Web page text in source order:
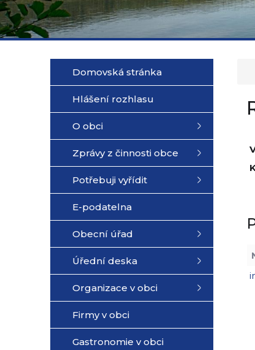
Domovská stránka
Hlášení rozhlasu
O obci
Zprávy z činnosti obce
Potřebuji vyřídit
E-podatelna
Obecní úřad
Úřední deska
Organizace v obci
Firmy v obci
Gastronomie v obci